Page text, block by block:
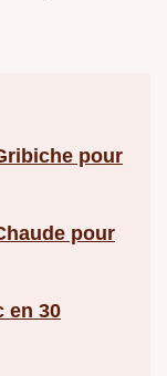
pour
pour
en 30